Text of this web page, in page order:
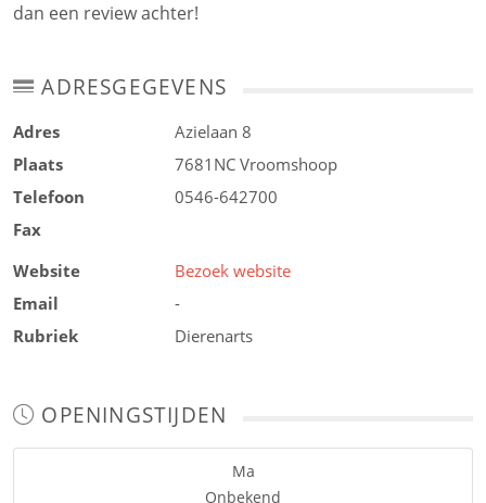
dan een review achter!
ADRESGEGEVENS
Adres
Azielaan 8
Plaats
7681NC Vroomshoop
Telefoon
0546-642700
Fax
Website
Bezoek website
Email
-
Rubriek
Dierenarts
OPENINGSTIJDEN
Ma
Onbekend